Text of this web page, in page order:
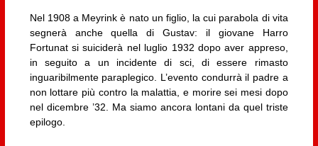
Nel 1908 a Meyrink è nato un figlio, la cui parabola di vita
segnerà anche quella di Gustav: il giovane Harro
Fortunat si suiciderà nel luglio 1932 dopo aver appreso,
in seguito a un incidente di sci, di essere rimasto
inguaribilmente paraplegico. L’evento condurrà il padre a
non lottare più contro la malattia, e morire sei mesi dopo
nel dicembre ’32. Ma siamo ancora lontani da quel triste
epilogo.